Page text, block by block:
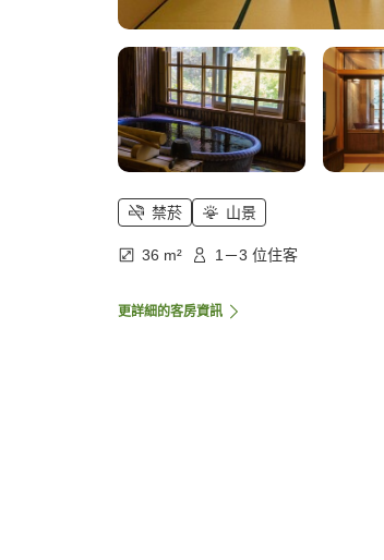
禁菸 山景
36 m² 1－3 位住客
更詳細的客房資訊